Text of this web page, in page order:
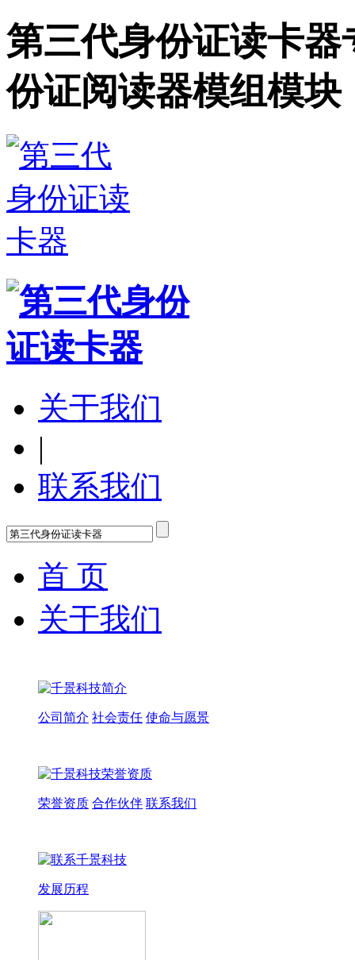
第三代身份证读卡
份证阅读器模组模
关于我们
|
联系我们
首 页
关于我们
公司简介 社会责任 使命与愿景
荣誉资质 合作伙伴 联系我们
发展历程